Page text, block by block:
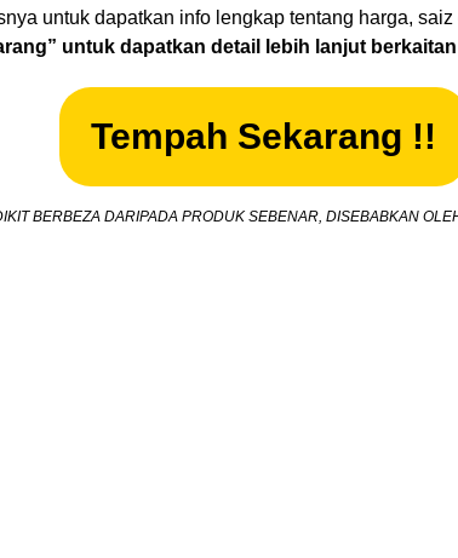
untuk dapatkan info lengkap tentang harga,
untuk dapatkan detail lebih lanjut
Tempah Sekarang !!
BERBEZA DARIPADA PRODUK SEBENAR, DISEBABKAN